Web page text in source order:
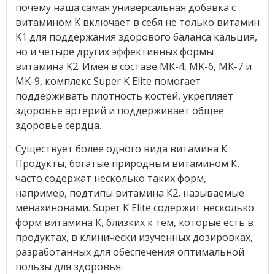
почему наша самая универсальная добавка с
витамином K включает в себя не только витамин
K1 для поддержания здорового баланса кальция,
но и четыре других эффективных формы
витамина K2. Имея в составе MK-4, MK-6, MK-7 и
MK-9, комплекс Super K Elite помогает
поддерживать плотность костей, укрепляет
здоровье артерий и поддерживает общее
здоровье сердца.
Существует более одного вида витамина К.
Продукты, богатые природным витамином К,
часто содержат несколько таких форм,
например, подтипы витамина К2, называемые
менахинонами. Super K Elite содержит несколько
форм витамина К, близких к тем, которые есть в
продуктах, в клинически изученных дозировках,
разработанных для обеспечения оптимальной
пользы для здоровья.